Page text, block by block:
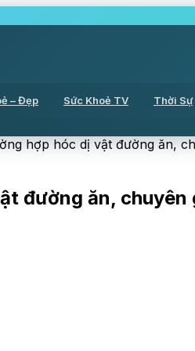
– Đẹp Sức Khoẻ TV Thời Sự
hợp hóc dị vật đường ăn,
đường ăn,